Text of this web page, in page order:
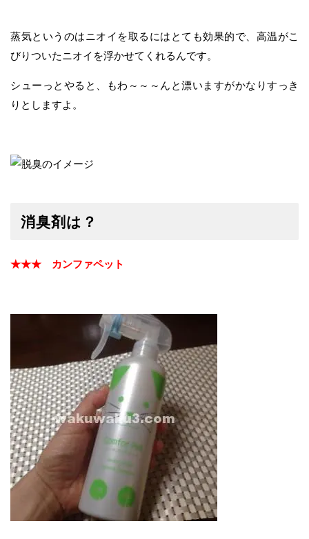
蒸気というのはニオイを取るにはとても効果的で、高温がこ
びりついたニオイを浮かせてくれるんです。
シューっとやると、もわ～～～んと漂いますがかなりすっき
りとしますよ。
消臭剤は？
★★★ カンファペット